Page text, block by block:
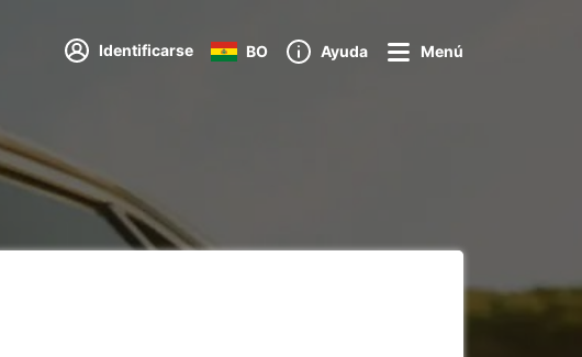
Identificarse BO Ayuda Menú